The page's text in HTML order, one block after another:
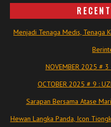
Menjadi Tenaga Medis, Tenaga
NOVEMBER 2025 # 3
OCTOBER 2025 # 9 :
Sarapan Bersama Atase
Hewan Langka Panda, Icon